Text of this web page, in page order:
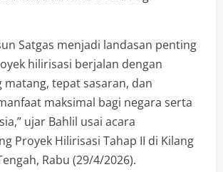
Satgas menjadi landasan penting
hilirisasi berjalan dengan
matang, tepat sasaran, dan
maksimal bagi negara serta
ujar Bahlil usai acara
Proyek Hilirisasi Tahap II di Kilang
Rabu (29/4/2026).